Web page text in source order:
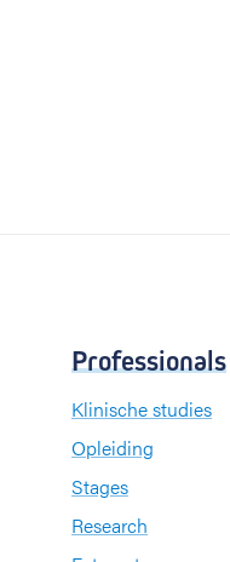
Professionals
Klinische studies
Opleiding
Stages
Research